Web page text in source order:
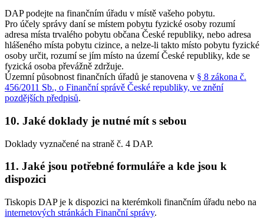
DAP podejte na finančním úřadu v místě vašeho pobytu.
Pro účely správy daní se místem pobytu fyzické osoby rozumí
adresa místa trvalého pobytu občana České republiky, nebo adresa
hlášeného místa pobytu cizince, a nelze-li takto místo pobytu fyzické
osoby určit, rozumí se jím místo na území České republiky, kde se
fyzická osoba převážně zdržuje.
Územní působnost finančních úřadů je stanovena v § 8 zákona č.
456/2011 Sb., o Finanční správě České republiky, ve znění
pozdějších předpisů.
10. Jaké doklady je nutné mít s sebou
Doklady vyznačené na straně č. 4 DAP.
11. Jaké jsou potřebné formuláře a kde jsou k
dispozici
Tiskopis DAP je k dispozici na kterémkoli finančním úřadu nebo na
internetových stránkách Finanční správy.